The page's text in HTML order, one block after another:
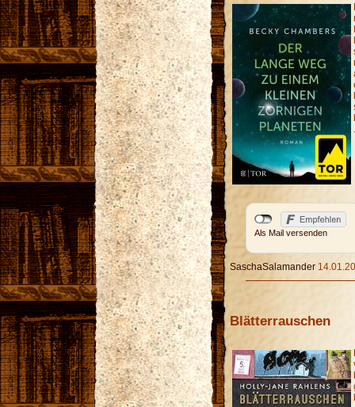
Als Mail versenden
SaschaSalamander
Blätterrauschen